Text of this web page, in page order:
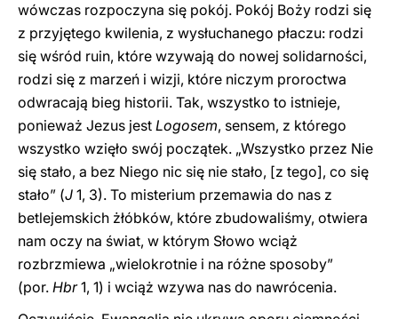
wówczas rozpoczyna się pokój. Pokój Boży rodzi się
z przyjętego kwilenia, z wysłuchanego płaczu: rodzi
się wśród ruin, które wzywają do nowej solidarności,
rodzi się z marzeń i wizji, które niczym proroctwa
odwracają bieg historii. Tak, wszystko to istnieje,
ponieważ Jezus jest Logosem, sensem, z którego
wszystko wzięło swój początek. „Wszystko przez Nie
się stało, a bez Niego nic się nie stało, [z tego], co się
stało” (J 1, 3). To misterium przemawia do nas z
betlejemskich żłóbków, które zbudowaliśmy, otwiera
nam oczy na świat, w którym Słowo wciąż
rozbrzmiewa „wielokrotnie i na różne sposoby”
(por. Hbr1, 1) i wciąż wzywa nas do nawrócenia.